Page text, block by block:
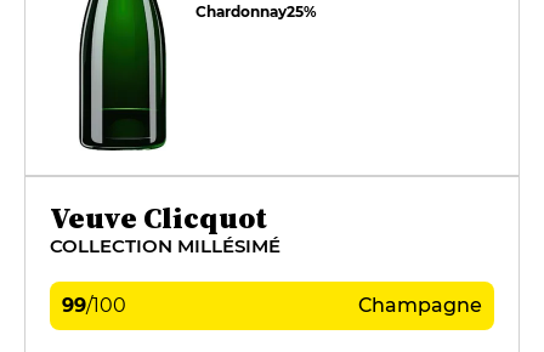
Chardonnay25%
Veuve Clicquot
COLLECTION MILLÉSIMÉ
99/100 Champagne